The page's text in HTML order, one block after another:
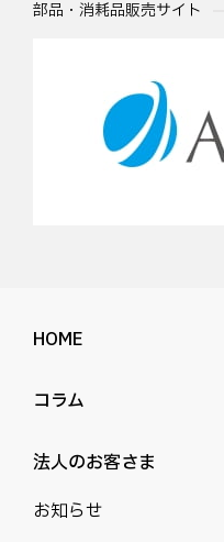
部品・消耗品販売サイト
HOME
コラム
法人のお客さま
お知らせ